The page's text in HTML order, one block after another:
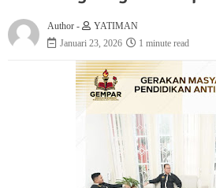
Author -
YATIMAN
Januari 23, 2026
1 minute read